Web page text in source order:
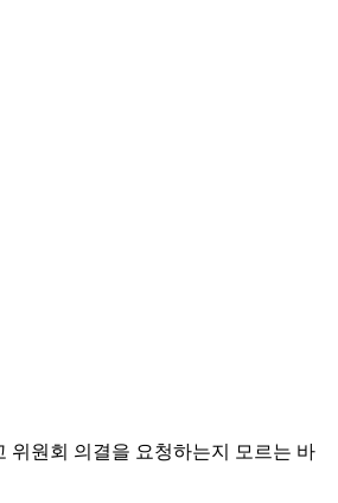
위원회 의결을 요청하는지 모르는 바